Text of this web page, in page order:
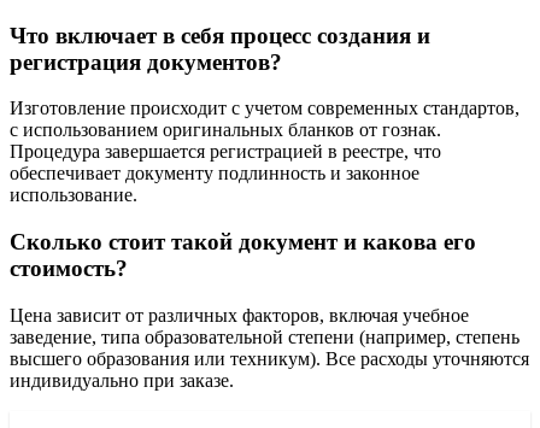
Что включает в себя процесс создания и
регистрация документов?
Изготовление происходит с учетом современных стандартов,
с использованием оригинальных бланков от гознак.
Процедура завершается регистрацией в реестре, что
обеспечивает документу подлинность и законное
использование.
Сколько стоит такой документ и какова его
стоимость?
Цена зависит от различных факторов, включая учебное
заведение, типа образовательной степени (например, степень
высшего образования или техникум). Все расходы уточняются
индивидуально при заказе.